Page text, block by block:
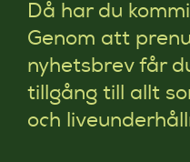
Då har du
Genom att
nyhetsbrev får
tillgång till allt
och